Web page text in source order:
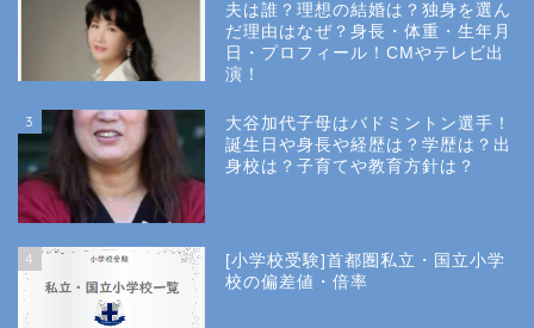
夫は誰？理想の結婚は？独身を選ん
だ理由はなぜ？身長・体重・生年月
日・プロフィール！CMやテレビ出
演！
3
大谷加代子母はバドミントン選手！
誕生日や身長や経歴は？学歴は？出
身校は？子育てや教育方針は？
4
[小学校受験]首都圏私立・国立小学
校の偏差値・倍率